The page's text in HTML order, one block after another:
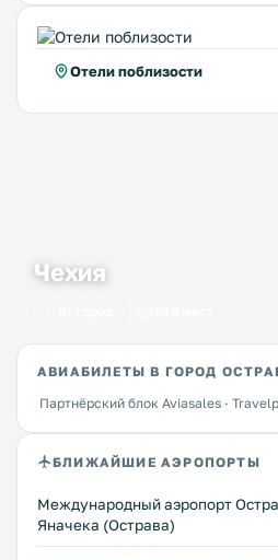
Отели поблизости
Чехия
АВИАБИЛЕТЫ В ГОРОД
Партнёрский блок Aviasales ·
БЛИЖАЙШИЕ АЭРОПОРТЫ
Международный аэропорт
Яначека (Острава)